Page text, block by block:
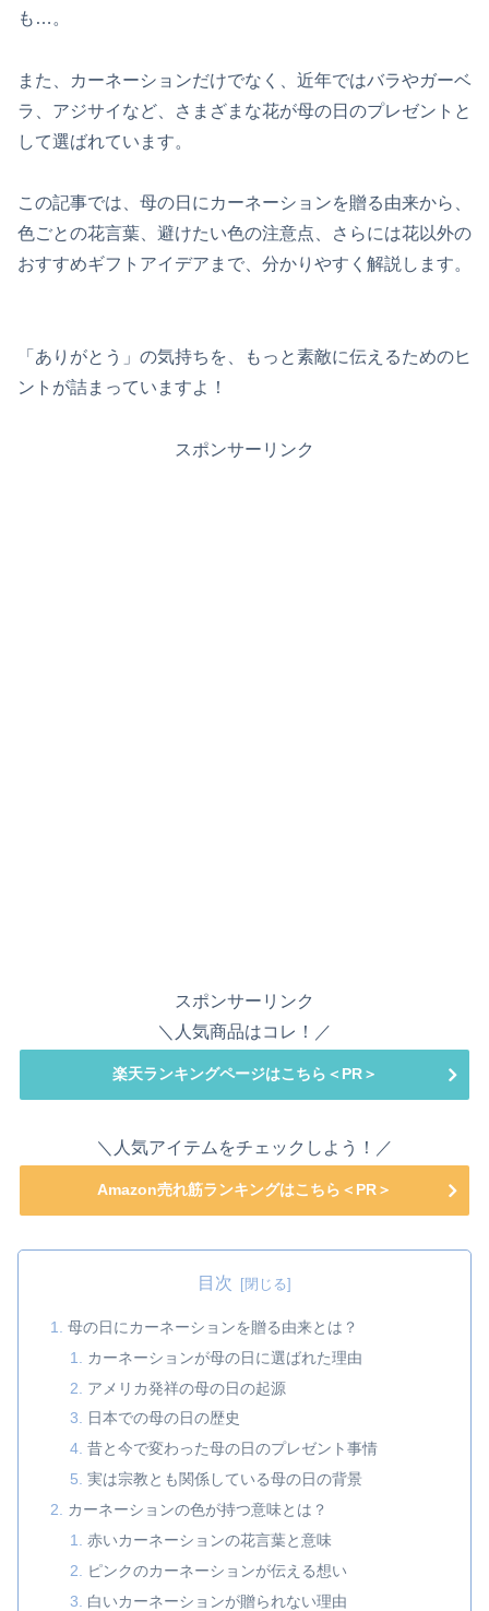
も…。
また、カーネーションだけでなく、近年ではバラやガーベ
ラ、アジサイなど、さまざまな花が母の日のプレゼントと
して選ばれています。
この記事では、母の日にカーネーションを贈る由来から、
色ごとの花言葉、避けたい色の注意点、さらには花以外の
おすすめギフトアイデアまで、分かりやすく解説します。
「ありがとう」の気持ちを、もっと素敵に伝えるためのヒ
ントが詰まっていますよ！
スポンサーリンク
スポンサーリンク
＼人気商品はコレ！／
楽天ランキングページはこちら＜PR＞
＼人気アイテムをチェックしよう！／
Amazon売れ筋ランキングはこちら＜PR＞
目次
母の日にカーネーションを贈る由来とは？
カーネーションが母の日に選ばれた理由
アメリカ発祥の母の日の起源
日本での母の日の歴史
昔と今で変わった母の日のプレゼント事情
実は宗教とも関係している母の日の背景
カーネーションの色が持つ意味とは？
赤いカーネーションの花言葉と意味
ピンクのカーネーションが伝える想い
白いカーネーションが贈られない理由